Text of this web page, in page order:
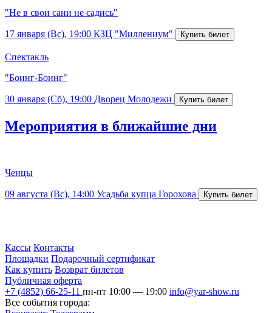
"Не в свои сани не садись"
17 января (Вс), 19:00 КЗЦ "Миллениум"
Спектакль
"Боинг-Боинг"
30 января (Сб), 19:00 Дворец Молодежи
Мероприятия в ближайшие дни
Ченцы
09 августа (Вс), 14:00 Усадьба купца Горохова
Кассы Контакты
Площадки Подарочный сертификат
Как купить Возврат билетов
Публичная оферта
+7 (4852) 66-25-11 пн-пт 10:00 — 19:00 info@yar-show.ru
Все события города: